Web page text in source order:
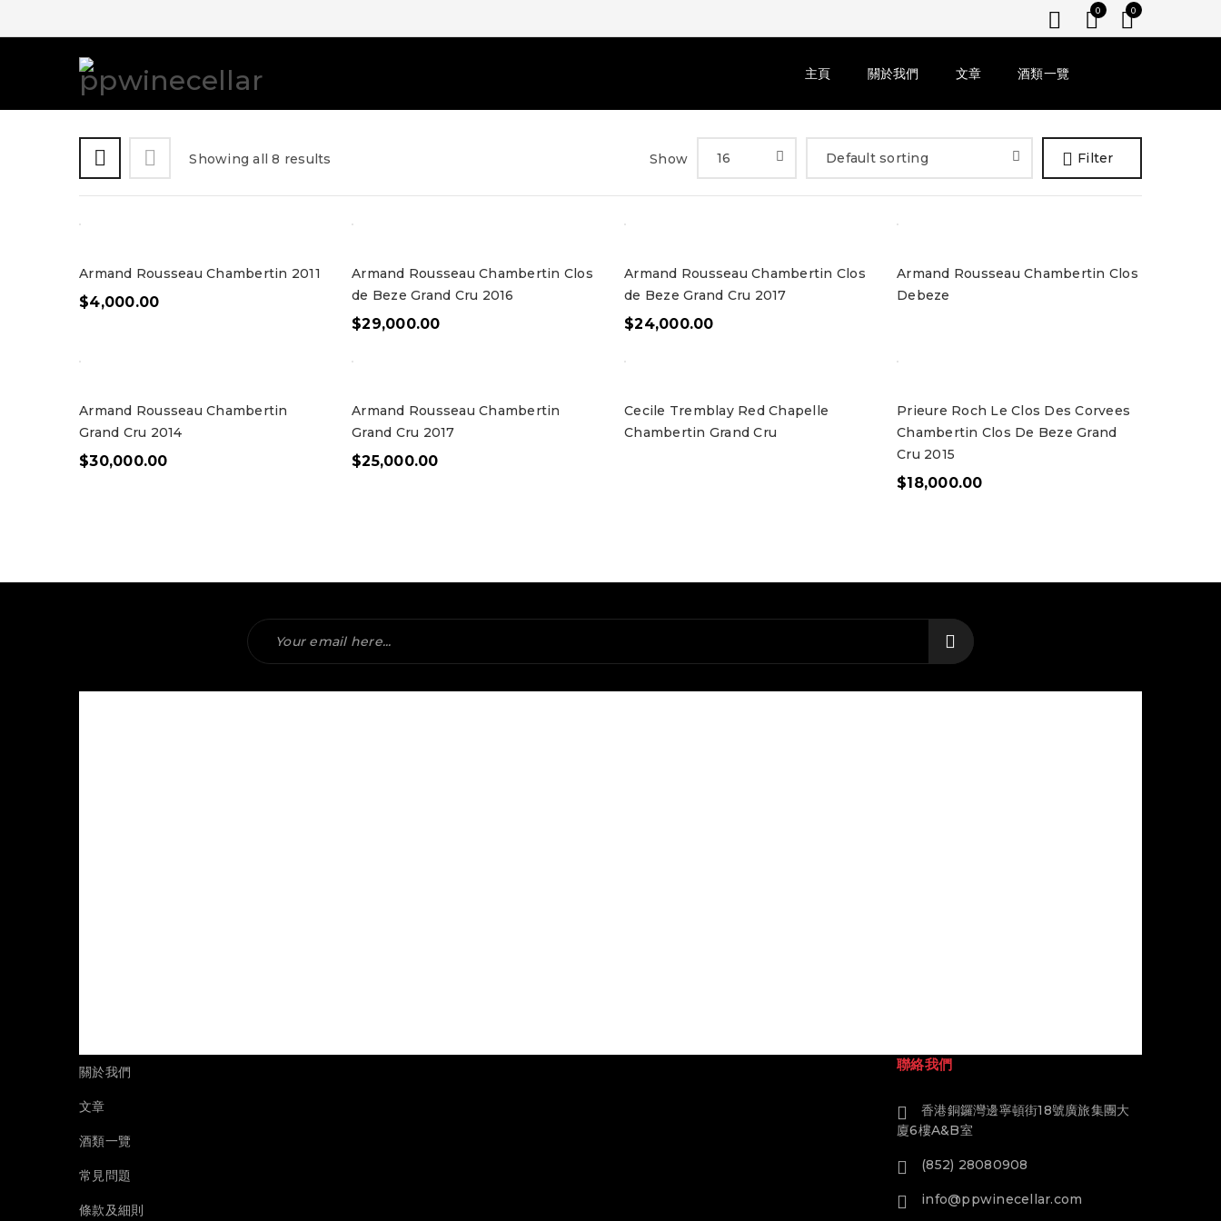
0
0
主頁 關於我們 文章 酒類一覽
Showing all 8 results Filter
Default sorting
Show 16
Armand Rousseau Chambertin 2011
$4,000.00
Armand Rousseau Chambertin Clos
de Beze Grand Cru 2016
$29,000.00
Armand Rousseau Chambertin Clos
de Beze Grand Cru 2017
$24,000.00
Armand Rousseau Chambertin Clos
Debeze
Armand Rousseau Chambertin
Grand Cru 2014
$30,000.00
Armand Rousseau Chambertin
Grand Cru 2017
$25,000.00
Cecile Tremblay Red Chapelle
Chambertin Grand Cru
Prieure Roch Le Clos Des Corvees
Chambertin Clos De Beze Grand
Cru 2015
$18,000.00
關於我們
文章
酒類一覽
常見問題
條款及細則
聯絡我們
香港銅鑼灣邊寧頓街18號廣旅集團大
廈6樓A&B室
(852) 28080908
info@ppwinecellar.com